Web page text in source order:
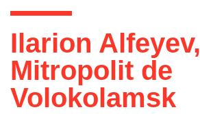
Eşti aici
Ilarion Alfeyev,
Mitropolit de
Volokolamsk